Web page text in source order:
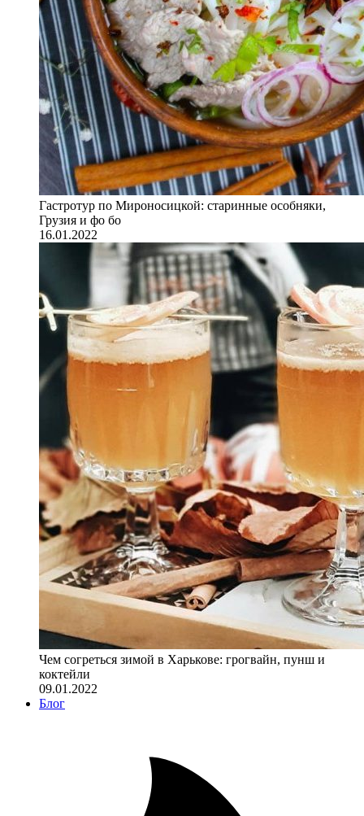
Гастротур по Мироносицкой: старинные особняки,
Грузия и фо бо
16.01.2022
Чем согреться зимой в Харькове: грогвайн, пунш и
коктейли
09.01.2022
Блог